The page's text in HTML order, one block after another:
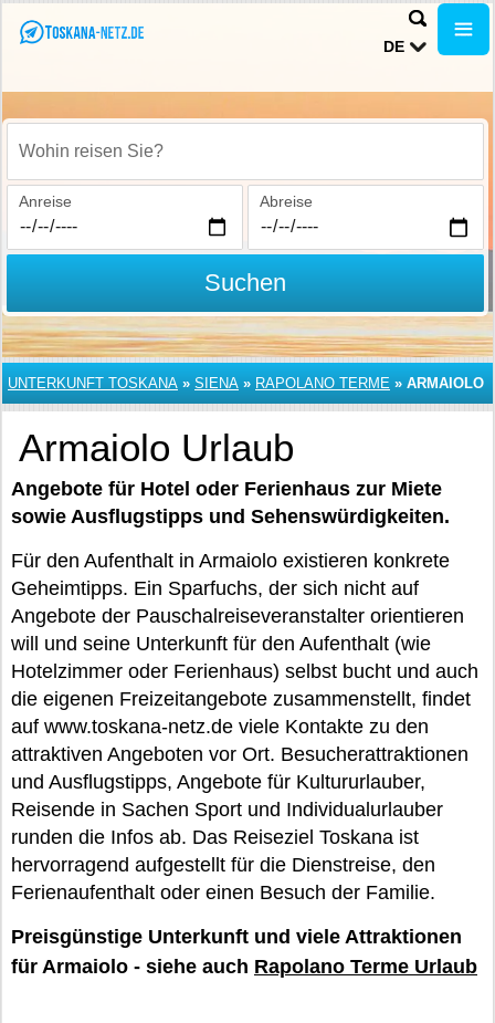
DE
Wohin reisen Sie?
Anreise Abreise
Suchen
UNTERKUNFT TOSKANA » SIENA » RAPOLANO TERME » ARMAIOLO
Armaiolo Urlaub
Angebote für Hotel oder Ferienhaus zur Miete
sowie Ausflugstipps und Sehenswürdigkeiten.
Für den Aufenthalt in Armaiolo existieren konkrete
Geheimtipps. Ein Sparfuchs, der sich nicht auf
Angebote der Pauschalreiseveranstalter orientieren
will und seine Unterkunft für den Aufenthalt (wie
Hotelzimmer oder Ferienhaus) selbst bucht und auch
die eigenen Freizeitangebote zusammenstellt, findet
auf www.toskana-netz.de viele Kontakte zu den
attraktiven Angeboten vor Ort. Besucherattraktionen
und Ausflugstipps, Angebote für Kultururlauber,
Reisende in Sachen Sport und Individualurlauber
runden die Infos ab. Das Reiseziel Toskana ist
hervorragend aufgestellt für die Dienstreise, den
Ferienaufenthalt oder einen Besuch der Familie.
Preisgünstige Unterkunft und viele Attraktionen
für Armaiolo - siehe auch Rapolano Terme Urlaub